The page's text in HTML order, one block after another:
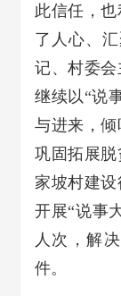
此信任，
了人心、
记、村委
继续以“说
与进来，
巩固拓展
家坡村建
开展“说事
人次，解
件。